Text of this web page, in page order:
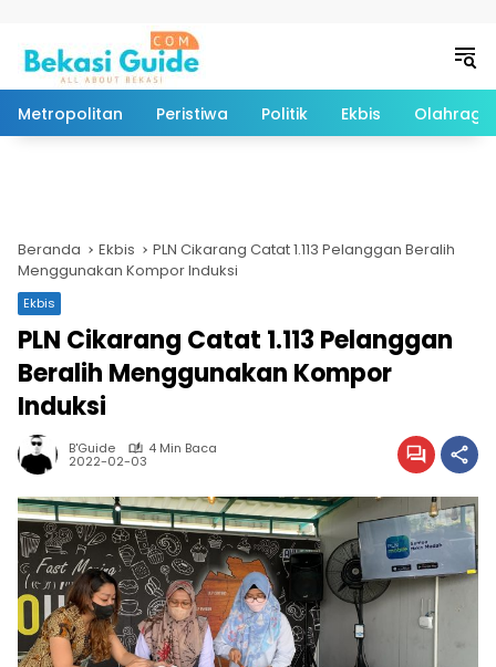
Metropolitan Peristiwa Politik Ekbis Olahraga
Beranda Ekbis
PLN Cikarang Catat 1.113 Pelanggan Beralih
Menggunakan Kompor Induksi
Ekbis
PLN Cikarang Catat 1.113 Pelanggan
Beralih Menggunakan Kompor
Induksi
B'Guide 4 Min Baca
2022-02-03